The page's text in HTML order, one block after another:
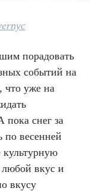
порадовать
событий на
что уже на
пока снег за
по весенней
культурную
вкус и
вкусу